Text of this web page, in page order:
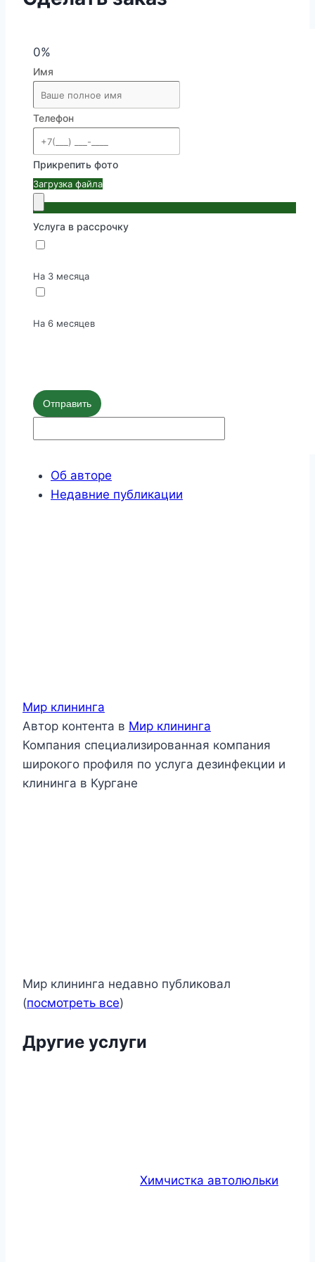
0%
Имя
Телефон
Прикрепить фото
Загрузка файла
Услуга в рассрочку
На 3 месяца
На 6 месяцев
Отправить
Об авторе
Недавние публикации
Мир клининга
Автор контента в Мир клининга
Компания специализированная компания
широкого профиля по услуга дезинфекции и
клининга в Кургане
Мир клининга недавно публиковал
(посмотреть все)
Другие услуги
Химчистка автолюльки